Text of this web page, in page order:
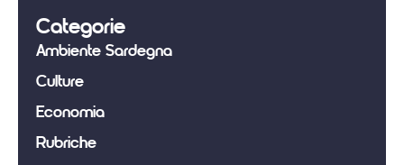
Categorie
Ambiente Sardegna
Culture
Economia
Rubriche